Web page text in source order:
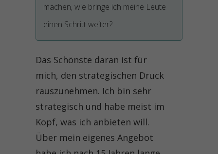
machen, wie bringe ich meine Leute
einen Schritt weiter?
Das Schönste daran ist für
mich, den strategischen Druck
rauszunehmen. Ich bin sehr
strategisch und habe meist im
Kopf, was ich anbieten will.
Über mein eigenes Angebot